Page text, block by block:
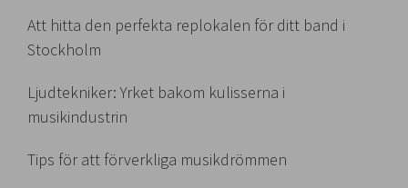
Att hitta den perfekta replokalen för ditt band i
Stockholm
Ljudtekniker: Yrket bakom kulisserna i
musikindustrin
Tips för att förverkliga musikdrömmen